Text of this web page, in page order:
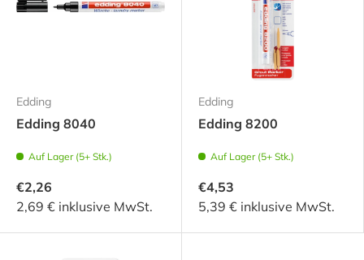
Edding
Edding 8040
Auf Lager (5+ Stk.)
€2,26
2,69 € inklusive MwSt.
Edding
Edding 8200
Auf Lager (5+ Stk.)
€4,53
5,39 € inklusive MwSt.